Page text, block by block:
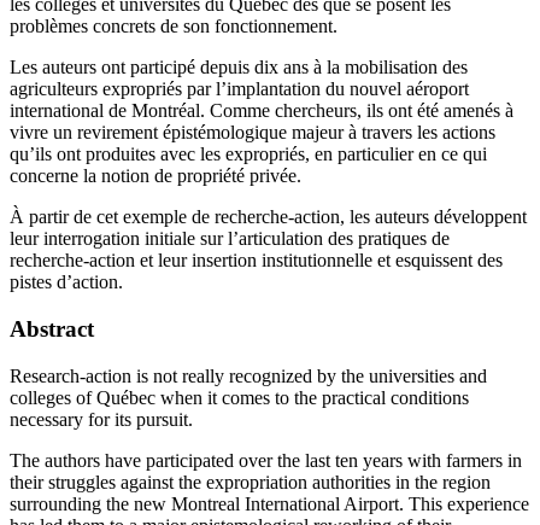
les collèges et universités du Québec dès que se posent les
problèmes concrets de son fonctionnement.
Les auteurs ont participé depuis dix ans à la mobilisation des
agriculteurs expropriés par l’implantation du nouvel aéroport
international de Montréal. Comme chercheurs, ils ont été amenés à
vivre un revirement épistémologique majeur à travers les actions
qu’ils ont produites avec les expropriés, en particulier en ce qui
concerne la notion de propriété privée.
À partir de cet exemple de recherche-action, les auteurs développent
leur interrogation initiale sur l’articulation des pratiques de
recherche-action et leur insertion institutionnelle et esquissent des
pistes d’action.
Abstract
Research-action is not really recognized by the universities and
colleges of Québec when it comes to the practical conditions
necessary for its pursuit.
The authors have participated over the last ten years with farmers in
their struggles against the expropriation authorities in the region
surrounding the new Montreal International Airport. This experience